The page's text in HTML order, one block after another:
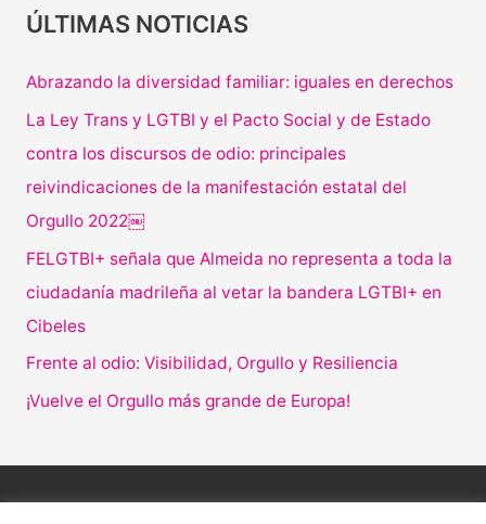
ÚLTIMAS NOTICIAS
Abrazando la diversidad familiar: iguales en derechos
La Ley Trans y LGTBI y el Pacto Social y de Estado
contra los discursos de odio: principales
reivindicaciones de la manifestación estatal del
Orgullo 2022￼
FELGTBI+ señala que Almeida no representa a toda la
ciudadanía madrileña al vetar la bandera LGTBI+ en
Cibeles
Frente al odio: Visibilidad, Orgullo y Resiliencia
¡Vuelve el Orgullo más grande de Europa!